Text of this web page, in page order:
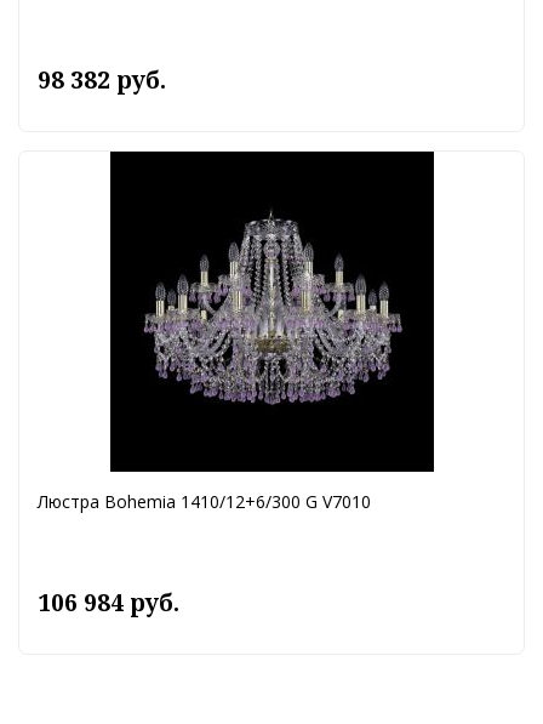
98 382 руб.
Люстра Bohemia 1410/12+6/300 G V7010
106 984 руб.